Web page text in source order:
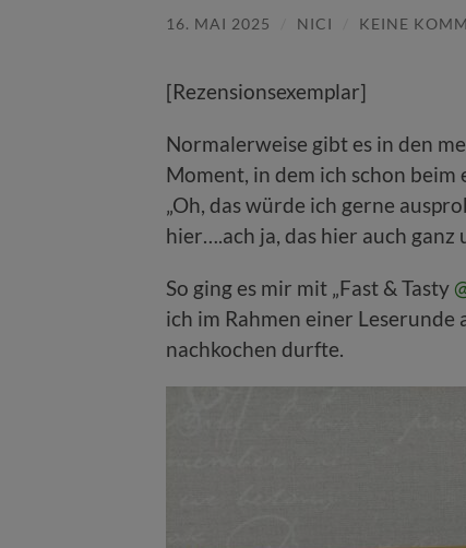
16. MAI 2025 NICI KEINE
[Rezensionsexemplar]
Normalerweise gibt es in den
Moment, in dem ich schon
„Oh, das würde ich gerne
hier….ach ja, das hier auch ganz
So ging es mir mit „Fast & Tasty
ich im Rahmen einer Leserunde
nachkochen durfte.